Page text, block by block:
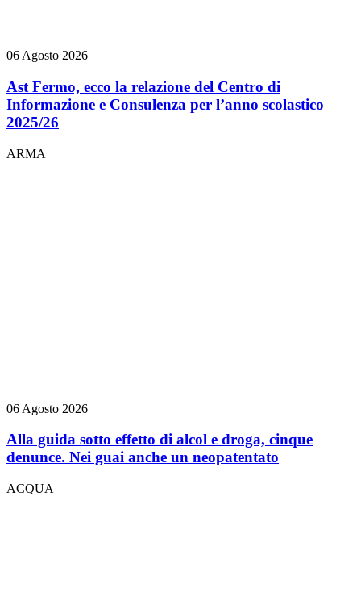
06 Agosto 2026
Ast Fermo, ecco la relazione del Centro di
Informazione e Consulenza per l’anno scolastico
2025/26
ARMA
06 Agosto 2026
Alla guida sotto effetto di alcol e droga, cinque
denunce. Nei guai anche un neopatentato
ACQUA